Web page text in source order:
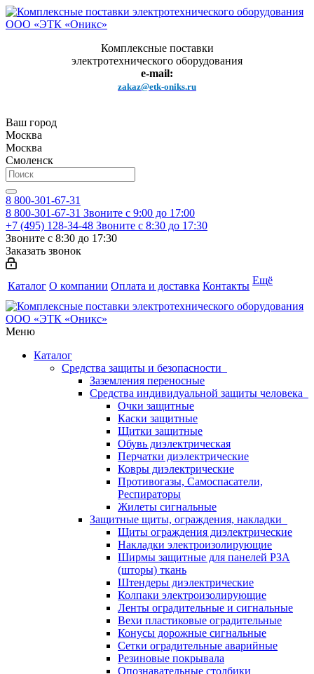
Комплексные поставки
электротехнического оборудования
e-mail:
zakaz@etk-oniks.ru
Ваш город
Москва
Москва
Смоленск
8 800-301-67-31
8 800-301-67-31 Звоните с 9:00 до 17:00
+7 (495) 128-34-48 Звоните с 8:30 до 17:30
Звоните с 8:30 до 17:30
Заказать звонок
Каталог О компании Оплата и доставка Контакты Ещё
Меню
Каталог
Средства защиты и безопасности
Заземления переносные
Средства индивидуальной защиты человека
Очки защитные
Каски защитные
Щитки защитные
Обувь диэлектрическая
Перчатки диэлектрические
Ковры диэлектрические
Противогазы, Самоспасатели,
Респираторы
Жилеты сигнальные
Защитные щиты, ограждения, накладки
Щиты ограждения диэлектрические
Накладки электроизолирующие
Ширмы защитные для панелей РЗА
(шторы) ткань
Штендеры диэлектрические
Колпаки электроизолирующие
Ленты оградительные и сигнальные
Вехи пластиковые оградительные
Конусы дорожные сигнальные
Сетки оградительные аварийные
Резиновые покрывала
Опознавательные столбики